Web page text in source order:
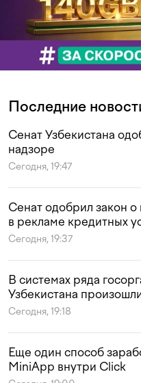
Последние
Сенат Узбекистана
надзоре
Сегодня, 19:47
Сенат одобрил закон
в рекламе кредитных
Сегодня, 19:37
В системах ряда
Узбекистана
Сегодня, 19:18
Еще один способ
MiniApp внутри Click